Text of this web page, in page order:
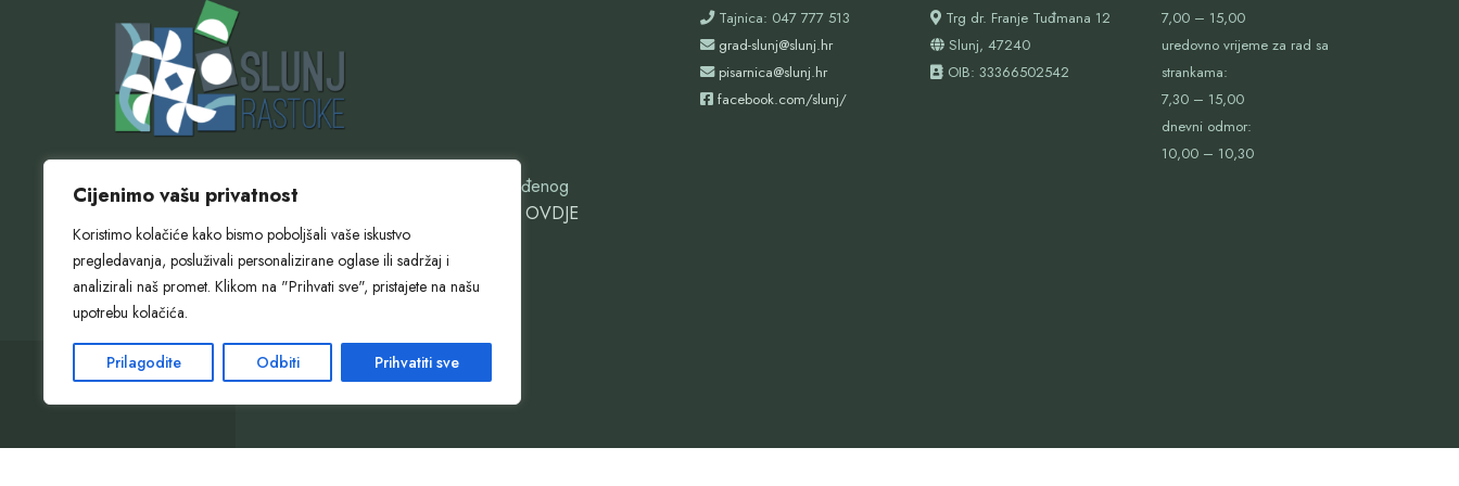
Cijenimo vašu privatnost
Koristimo kolačiće kako bismo poboljšali vaše iskustvo
pregledavanja, posluživali personalizirane oglase ili sadržaj i
analizirali naš promet. Klikom na "Prihvati sve", pristajete na našu
upotrebu kolačića.
Prilagodite Odbiti Prihvatiti sve
Zahtjev za izdavanje propusnice za korištenje novoizgrađenog
pješačkog mosta i šetnice u Rastokama preuzmite ovdje OVDJE
Obrazac možete dostaviti osobno ili putem e-maila
webshop@slunj.hr
Tajnica: 047 777 513
grad-slunj@slunj.hr
pisarnica@slunj.hr
facebook.com/slunj/
Trg dr. Franje Tuđmana 12
Slunj, 47240
OIB: 33366502542
7,00 – 15,00
uredovno vrijeme za rad sa
strankama:
7,30 – 15,00
dnevni odmor:
10,00 – 10,30